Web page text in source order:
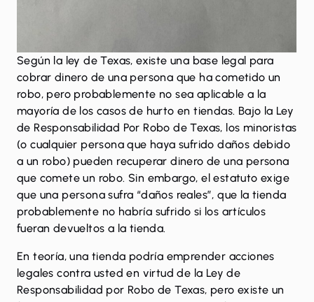
Según la ley de Texas, existe una base legal para
cobrar dinero de una persona que ha cometido un
robo, pero probablemente no sea aplicable a la
mayoría de los casos de hurto en tiendas. Bajo la Ley
de Responsabilidad Por Robo de Texas, los minoristas
(o cualquier persona que haya sufrido daños debido
a un robo) pueden recuperar dinero de una persona
que comete un robo. Sin embargo, el estatuto exige
que una persona sufra “daños reales”, que la tienda
probablemente no habría sufrido si los artículos
fueran devueltos a la tienda.
En teoría, una tienda podría emprender acciones
legales contra usted en virtud de la Ley de
Responsabilidad por Robo de Texas, pero existe un